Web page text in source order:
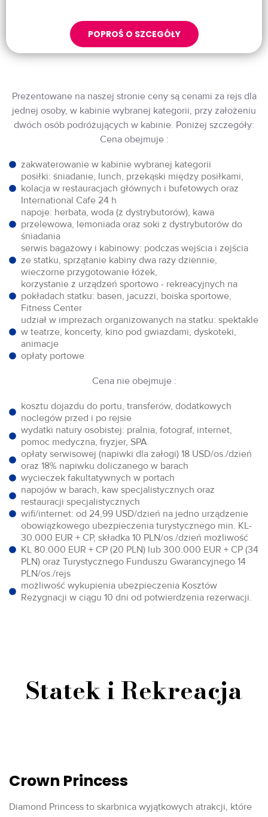
POPROŚ O SZCEGÓŁY
Prezentowane na naszej stronie ceny są cenami za rejs dla
jednej osoby, w kabinie wybranej kategorii, przy założeniu
dwóch osób podróżujących w kabinie. Poniżej szczegóły:
Cena obejmuje :
zakwaterowanie w kabinie wybranej kategorii
posiłki: śniadanie, lunch, przekąski między posiłkami,
kolacja w restauracjach głównych i bufetowych oraz
International Cafe 24 h
napoje: herbata, woda (z dystrybutorów), kawa
przelewowa, lemoniada oraz soki z dystrybutorów do
śniadania
serwis bagażowy i kabinowy: podczas wejścia i zejścia
ze statku, sprzątanie kabiny dwa razy dziennie,
wieczorne przygotowanie łóżek,
korzystanie z urządzeń sportowo - rekreacyjnych na
pokładach statku: basen, jacuzzi, boiska sportowe,
Fitness Center
udział w imprezach organizowanych na statku: spektakle
w teatrze, koncerty, kino pod gwiazdami, dyskoteki,
animacje
opłaty portowe
Cena nie obejmuje :
kosztu dojazdu do portu, transferów, dodatkowych
noclegów przed i po rejsie
wydatki natury osobistej: pralnia, fotograf, internet,
pomoc medyczna, fryzjer, SPA
opłaty serwisowej (napiwki dla załogi) 18 USD/os./dzień
oraz 18% napiwku doliczanego w barach
wycieczek fakultatywnych w portach
napojów w barach, kaw specjalistycznych oraz
restauracji specjalistycznych
wifi/internet: od 24,99 USD/dzień na jedno urządzenie
obowiązkowego ubezpieczenia turystycznego min. KL-
30.000 EUR + CP, składka 10 PLN/os./dzień możliwość
KL 80.000 EUR + CP (20 PLN) lub 300.000 EUR + CP (34
PLN) oraz Turystycznego Funduszu Gwarancyjnego 14
PLN/os./rejs
możliwość wykupienia ubezpieczenia Kosztów
Rezygnacji w ciągu 10 dni od potwierdzenia rezerwacji.
Statek i Rekreacja
Crown Princess
Diamond Princess to skarbnica wyjątkowych atrakcji, które